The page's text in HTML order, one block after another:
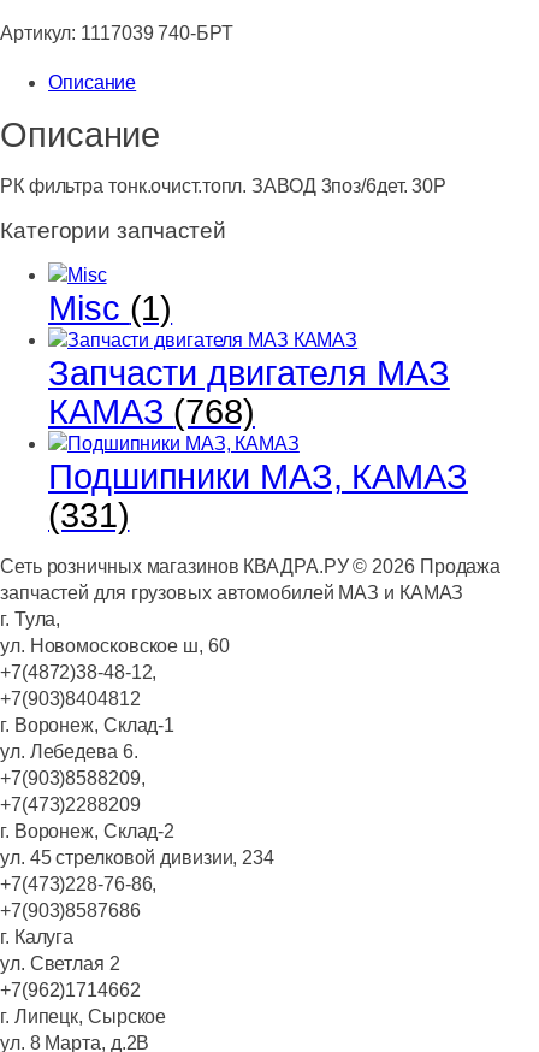
фильтра
ЗАВОД
30Р
Артикул: 1117039 740-БРТ
Описание
Описание
РК фильтра тонк.очист.топл. ЗАВОД 3поз/6дет. 30Р
Категории запчастей
Misc (1)
Запчасти двигателя МАЗ
КАМАЗ (768)
Подшипники МАЗ, КАМАЗ
(331)
Сеть розничных магазинов КВАДРА.РУ © 2026Продажа
запчастей для грузовых автомобилей МАЗ и КАМАЗ
г. Тула,
ул. Новомосковское ш, 60
+7(4872)38-48-12,
+7(903)8404812
г. Воронеж, Склад-1
ул. Лебедева 6.
+7(903)8588209,
+7(473)2288209
г. Воронеж, Склад-2
ул. 45 стрелковой дивизии, 234
+7(473)228-76-86,
+7(903)8587686
г. Калуга
ул. Светлая 2
+7(962)1714662
г. Липецк, Сырское
ул. 8 Марта, д.2В